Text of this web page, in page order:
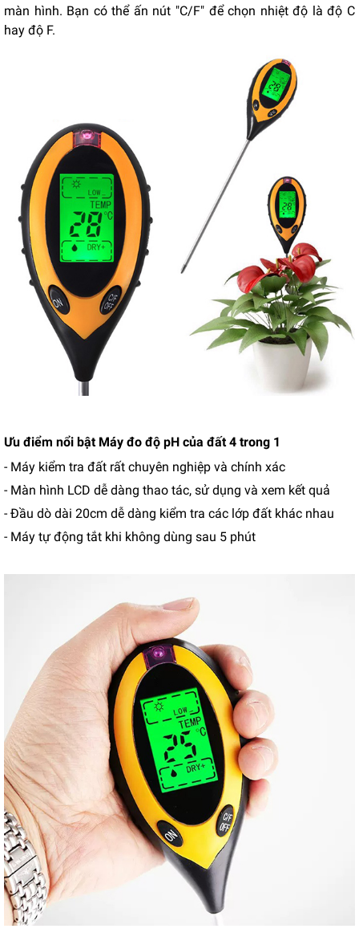
màn hình. Bạn có thể ấn nút "C/F" để chọn nhiệt độ là độ C
hay độ F.
Ưu điểm nổi bật Máy đo độ pH của đất 4 trong 1
- Máy kiểm tra đất rất chuyên nghiệp và chính xác
- Màn hình LCD dễ dàng thao tác, sử dụng và xem kết quả
- Đầu dò dài 20cm dễ dàng kiểm tra các lớp đất khác nhau
- Máy tự động tắt khi không dùng sau 5 phút